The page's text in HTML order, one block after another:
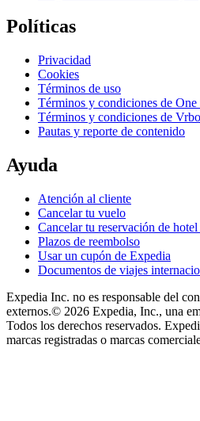
Políticas
Privacidad
Cookies
Términos de uso
Términos y condiciones de
Términos y condiciones de Vrbo
Pautas y reporte de contenido
Ayuda
Atención al cliente
Cancelar tu vuelo
Cancelar tu reservación de
Plazos de reembolso
Usar un cupón de Expedia
Documentos de viajes
Expedia Inc. no es responsable del
externos.© 2026 Expedia, Inc., una
Todos los derechos reservados.
marcas registradas o marcas